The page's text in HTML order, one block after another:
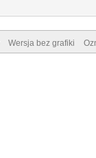
Wersja bez grafiki